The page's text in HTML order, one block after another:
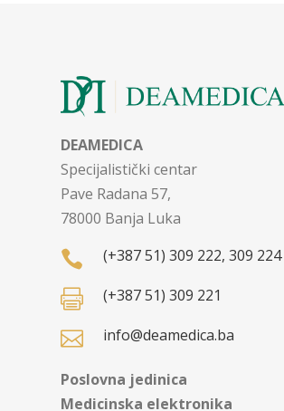
DEAMEDICA
Specijalistički centar
Pave Radana 57,
78000 Banja Luka
 (+387 51) 309 222, 309 224
 (+387 51) 309 221
 info@deamedica.ba
Poslovna jedinica
Medicinska elektronika